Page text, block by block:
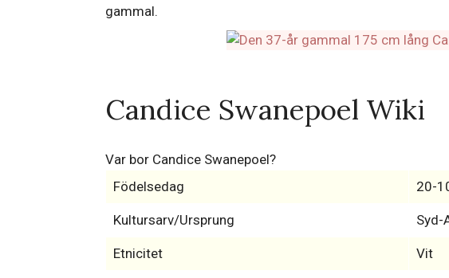
gammal.
Candice Swanepoel Wiki
Var bor Candice Swanepoel?
Födelsedag
20-
Kultursarv/Ursprung Syd-
Etnicitet Vit